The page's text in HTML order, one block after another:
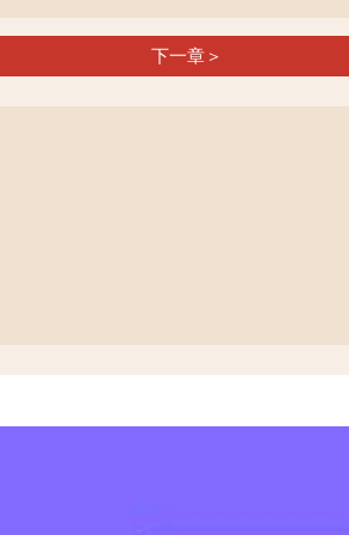
下一章＞